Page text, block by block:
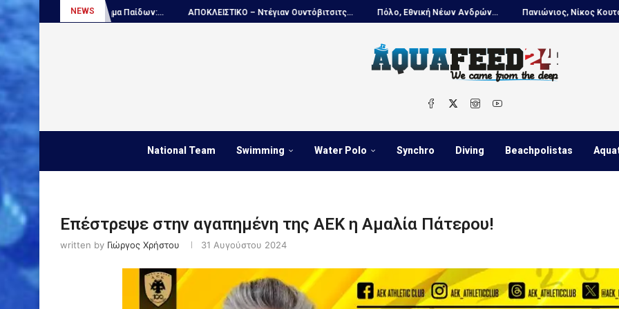
NEWS
Παίδων:... ΑΠΟΚΛΕΙΣΤΙΚΟ – Ντέγιαν Ουντόβιτσιτς... Πόλο, Εθνική Νέων Ανδρών... Πανιώνιος, Νίκος Κουτουβάκης στο...
National Team Swimming Water Polo Synchro Diving Beachpolistas
Επέστρεψε στην αγαπημένη της ΑΕΚ η Αμαλία Πάτερου!
written by Γιώργος Χρήστου 31 Αυγούστου 2024